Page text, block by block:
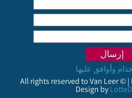
وأوافق عليها
All rights reserved to Van Leer © |
Design by